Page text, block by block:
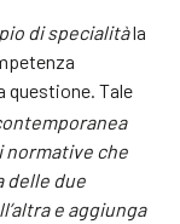
o di specialitàla
questione. Tale
normative che
delle due
e aggiunga